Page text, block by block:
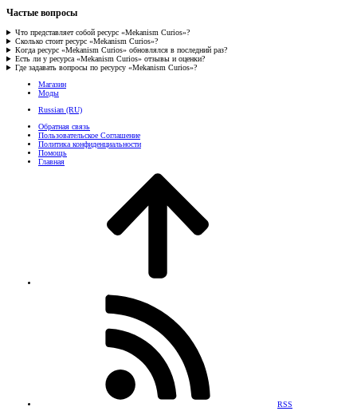
Частые вопросы
Что представляет собой ресурс «Mekanism Curios»?
Сколько стоит ресурс «Mekanism Curios»?
Когда ресурс «Mekanism Curios» обновлялся в последний раз?
Есть ли у ресурса «Mekanism Curios» отзывы и оценки?
Где задавать вопросы по ресурсу «Mekanism Curios»?
Магазин
Моды
Russian (RU)
Обратная связь
Пользовательское Соглашение
Политика конфиденциальности
Помощь
Главная
RSS